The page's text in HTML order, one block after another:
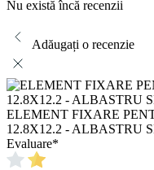
Nu există încă recenzii
Adăugați o recenzie
ELEMENT FIXARE
12.8X12.2 - ALBASTRU
Evaluare*